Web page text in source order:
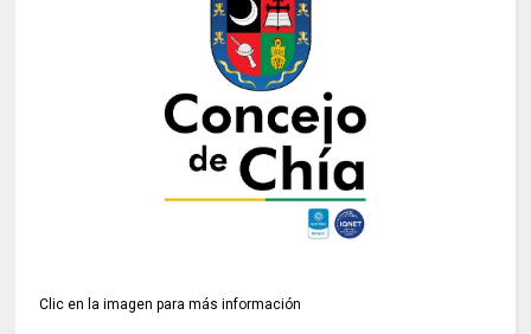
Clic en la imagen para más información